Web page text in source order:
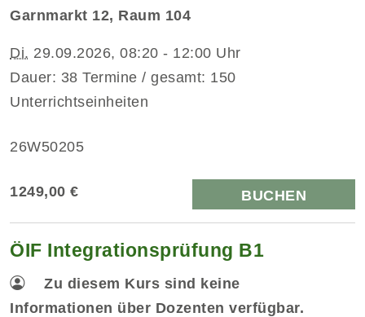
Garnmarkt 12, Raum 104
Di. 29.09.2026, 08:20 - 12:00 Uhr
Dauer: 38 Termine / gesamt: 150
Unterrichtseinheiten
26W50205
1249,00 € BUCHEN
ÖIF Integrationsprüfung B1
Zu diesem Kurs sind keine
Informationen über Dozenten verfügbar.